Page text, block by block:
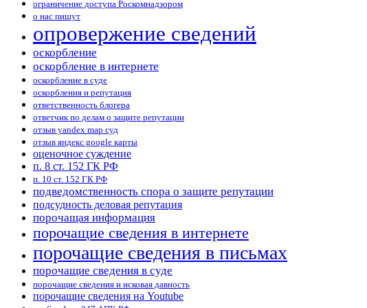
ограничение доступа Роскомнадзором
о нас пишут
опровержение сведений
оскорбление
оскорбление в интернете
оскорбление в суде
оскорбления и репутация
ответственность блогера
ответчик по делам о защите репутации
отзыв yandex map суд
отзыв яндекс google карты
оценочное суждение
п. 8 ст. 152 ГК РФ
п. 10 ст. 152 ГК РФ
подведомственность спора о защите репутации
подсудность деловая репутация
порочащая информация
порочащие сведения в интернете
порочащие сведения в письмах
порочащие сведения в суде
порочащие сведения и исковая давность
порочащие сведения на Youtube